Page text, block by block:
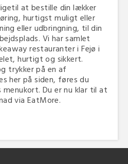
at bestille din lækker
hurtigst muligt eller
eller udbringning, til din
Vi har samlet
restauranter i Fejø i
hurtigt og sikkert.
trykker på en af
her på siden, føres du
Du er nu klar til at
via EatMore.